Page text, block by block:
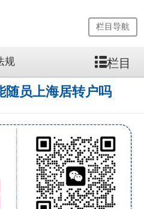
栏目导航
规 栏目
随员上海居转户吗